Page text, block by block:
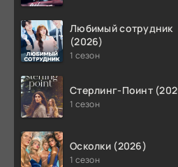
Любимый сотрудник
(2026)
1 сезон
Стерлинг-Поинт
1 сезон
Осколки (2026)
1 сезон